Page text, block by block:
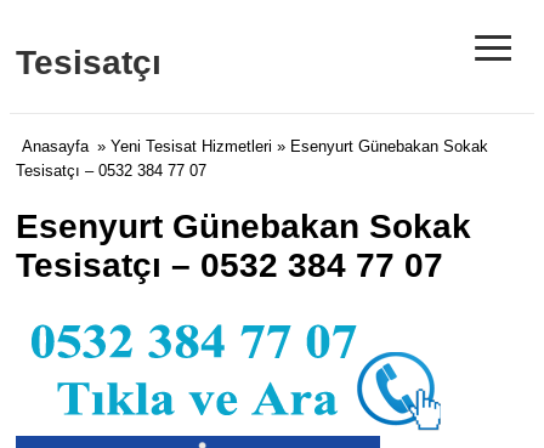
Tesisatçı ≡
Anasayfa » Yeni Tesisat Hizmetleri » Esenyurt Günebakan Sokak
Tesisatçı – 0532 384 77 07
Esenyurt Günebakan Sokak
Tesisatçı – 0532 384 77 07